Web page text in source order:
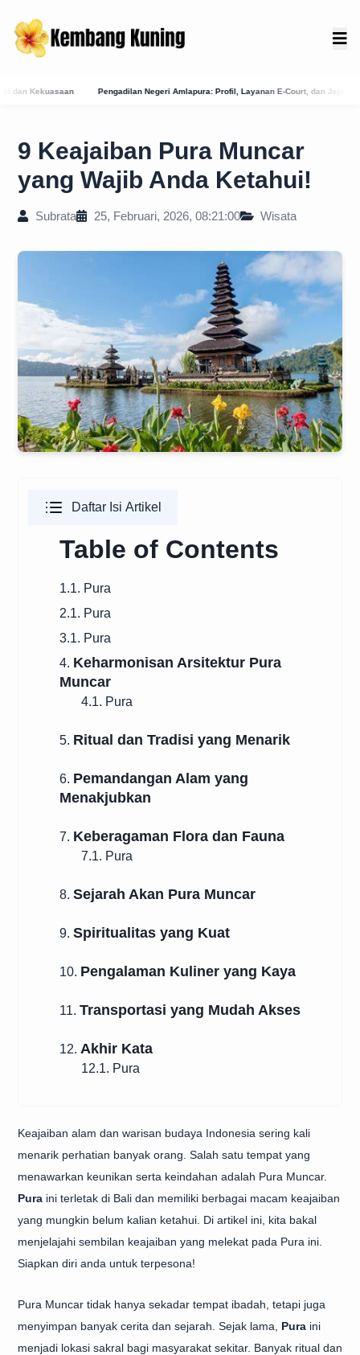
Negeri Amlapura: Profil, Layanan E-Court, dan Jejak Sejarah Peradilan di
9 Keajaiban Pura Muncar
yang Wajib Anda Ketahui!
Subrata 25, Februari, 2026, 08:21:00 Wisata
Daftar Isi Artikel
Table of Contents
1.1. Pura
2.1. Pura
3.1. Pura
4. Keharmonisan Arsitektur Pura
Muncar
4.1. Pura
5. Ritual dan Tradisi yang Menarik
6. Pemandangan Alam yang
Menakjubkan
7. Keberagaman Flora dan Fauna
7.1. Pura
8. Sejarah Akan Pura Muncar
9. Spiritualitas yang Kuat
10. Pengalaman Kuliner yang Kaya
11. Transportasi yang Mudah Akses
12. Akhir Kata
12.1. Pura
Keajaiban alam dan warisan budaya Indonesia sering kali
menarik perhatian banyak orang. Salah satu tempat yang
menawarkan keunikan serta keindahan adalah Pura Muncar.
Pura ini terletak di Bali dan memiliki berbagai macam keajaiban
yang mungkin belum kalian ketahui. Di artikel ini, kita bakal
menjelajahi sembilan keajaiban yang melekat pada Pura ini.
Siapkan diri anda untuk terpesona!
Pura Muncar tidak hanya sekadar tempat ibadah, tetapi juga
menyimpan banyak cerita dan sejarah. Sejak lama, Pura ini
menjadi lokasi sakral bagi masyarakat sekitar. Banyak ritual dan